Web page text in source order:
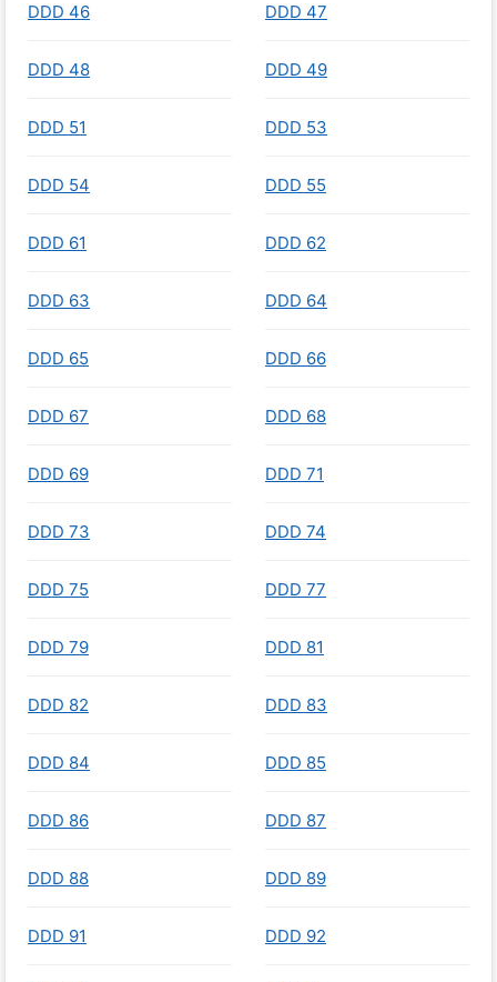
DDD 46 DDD 47
DDD 48 DDD 49
DDD 51 DDD 53
DDD 54 DDD 55
DDD 61 DDD 62
DDD 63 DDD 64
DDD 65 DDD 66
DDD 67 DDD 68
DDD 69 DDD 71
DDD 73 DDD 74
DDD 75 DDD 77
DDD 79 DDD 81
DDD 82 DDD 83
DDD 84 DDD 85
DDD 86 DDD 87
DDD 88 DDD 89
DDD 91 DDD 92